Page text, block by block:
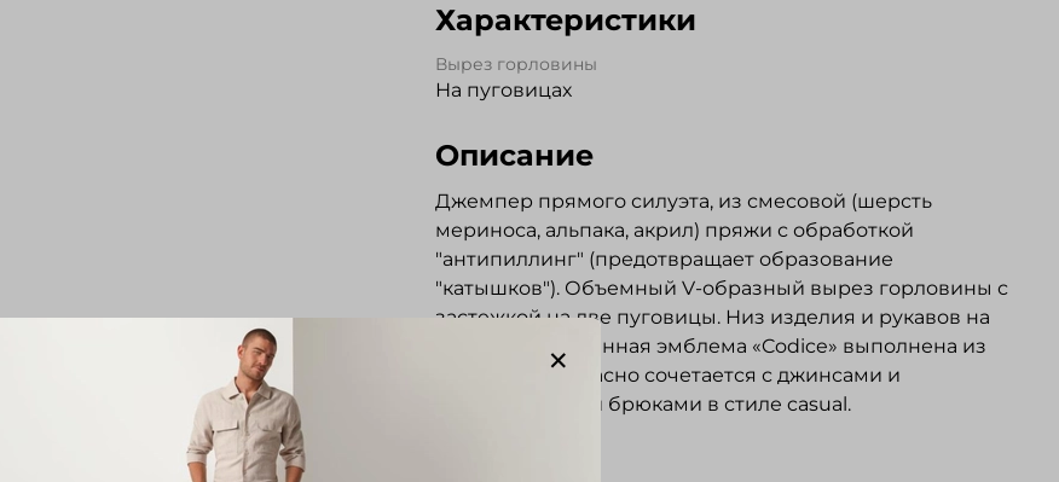
Характеристики
Вырез горловины
На пуговицах
Описание
Джемпер прямого силуэта, из смесовой (шерсть
мериноса, альпака, акрил) пряжи с обработкой
"антипиллинг" (предотвращает образование
"катышков"). Объемный V-образный вырез горловины с
застежкой на две пуговицы. Низ изделия и рукавов на
резинке. Фирменная эмблема «Codice» выполнена из
металла. Прекрасно сочетается с джинсами и
повседневными брюками в стиле casual.